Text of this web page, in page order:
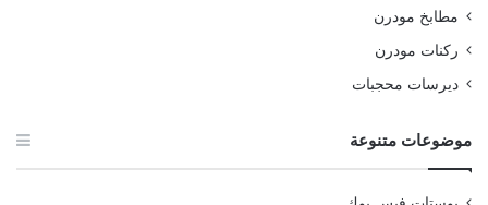
مطابخ مودرن
ركنات مودرن
ديرسات محجبات
موضوعات متنوعة